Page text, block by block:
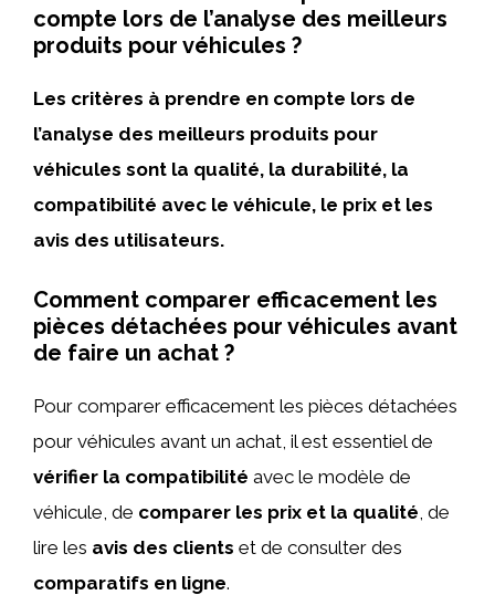
compte lors de l’analyse des meilleurs
produits pour véhicules ?
Les critères à prendre en compte lors de
l’analyse des meilleurs produits pour
véhicules sont la qualité, la durabilité, la
compatibilité avec le véhicule, le prix et les
avis des utilisateurs.
Comment comparer efficacement les
pièces détachées pour véhicules avant
de faire un achat ?
Pour comparer efficacement les pièces détachées
pour véhicules avant un achat, il est essentiel de
vérifier la compatibilité avec le modèle de
véhicule, de comparer les prix et la qualité , de
lire les avis des clients et de consulter des
comparatifs en ligne.